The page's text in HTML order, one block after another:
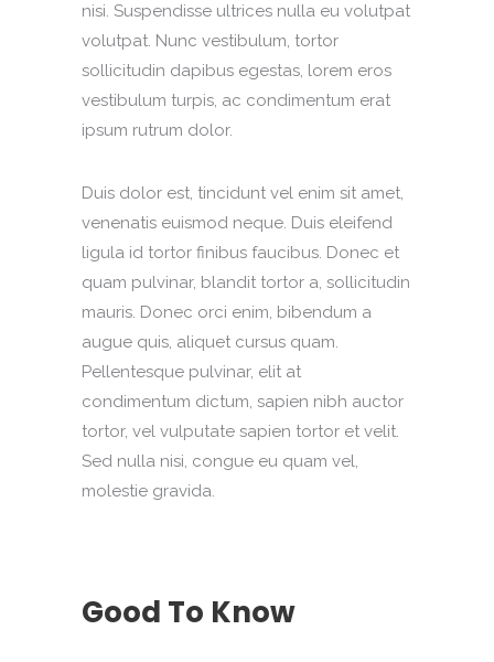
nisi. Suspendisse ultrices nulla eu volutpat
volutpat. Nunc vestibulum, tortor
sollicitudin dapibus egestas, lorem eros
vestibulum turpis, ac condimentum erat
ipsum rutrum dolor.
Duis dolor est, tincidunt vel enim sit amet,
venenatis euismod neque. Duis eleifend
ligula id tortor finibus faucibus. Donec et
quam pulvinar, blandit tortor a, sollicitudin
mauris. Donec orci enim, bibendum a
augue quis, aliquet cursus quam.
Pellentesque pulvinar, elit at
condimentum dictum, sapien nibh auctor
tortor, vel vulputate sapien tortor et velit.
Sed nulla nisi, congue eu quam vel,
molestie gravida.
Good To Know